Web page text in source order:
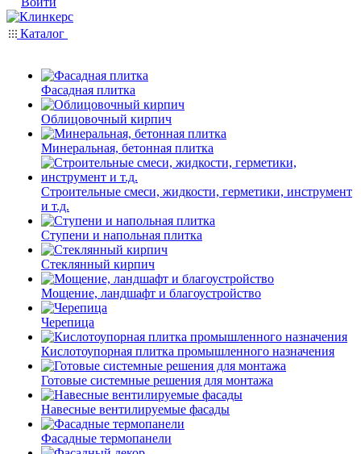
Каталог
Фасадная плитка
Облицовочный кирпич
Минеральная, бетонная плитка
Строительные смеси, жидкости, герметики, инструмент
и т.д.
Ступени и напольная плитка
Cтеклянный кирпич
Мощение, ландшафт и благоустройство
Черепица
Кислотоупорная плитка промышленного назначения
Готовые системные решения для монтажа
Навесные вентилируемые фасады
Фасадные термопанели